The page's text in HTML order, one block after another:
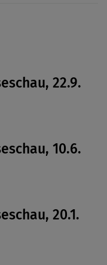
22.9.
10.6.
20.1.